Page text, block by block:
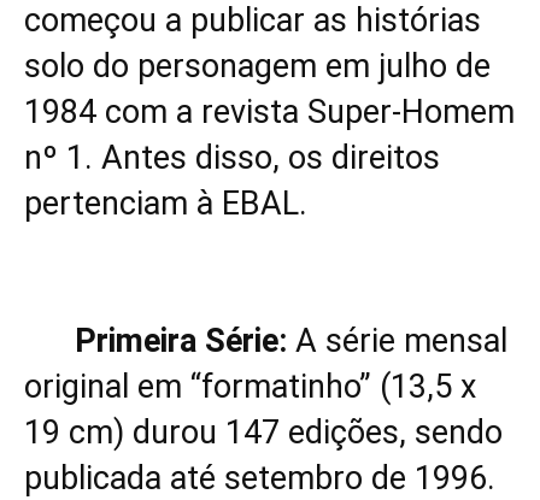
começou a publicar as histórias
solo do personagem em julho de
1984 com a revista Super-Homem
nº 1. Antes disso, os direitos
pertenciam à EBAL.
Primeira Série: A série mensal
original em “formatinho” (13,5 x
19 cm) durou 147 edições, sendo
publicada até setembro de 1996.